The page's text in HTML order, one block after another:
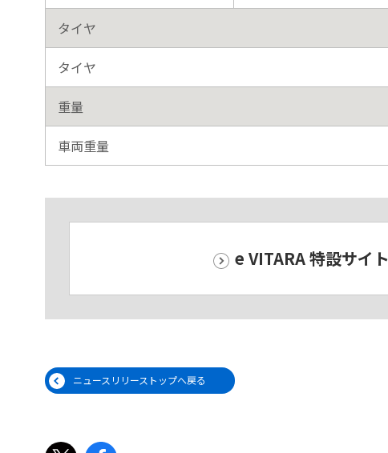
タイヤ
タイヤ
重量
車両重量
e VITARA 特設サイト
ニュースリリーストップへ戻る